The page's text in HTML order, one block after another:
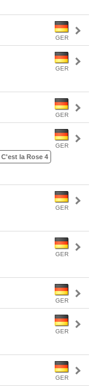
GER
GER
GER
GER
C'est la Rose 4
GER
GER
GER
GER
GER